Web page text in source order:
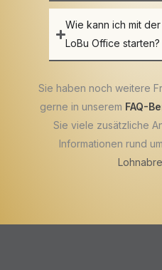
Wie kann ich mit
LoBu Office starten?
Sie haben noch weitere
gerne in unserem FAQ-
Sie viele zusätzliche
Informationen rund